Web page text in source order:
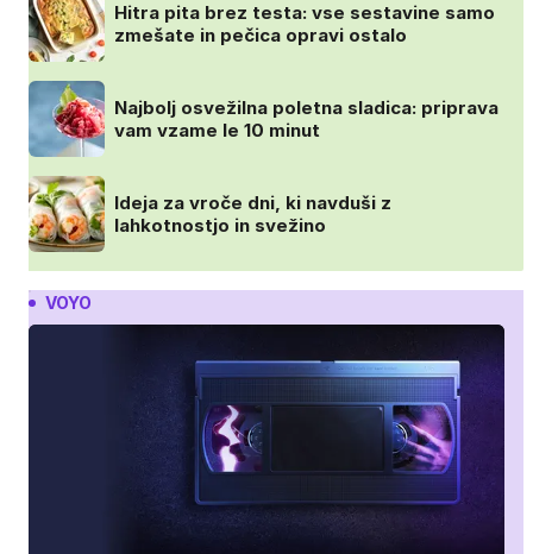
Hitra pita brez testa: vse sestavine samo
zmešate in pečica opravi ostalo
Najbolj osvežilna poletna sladica: priprava
vam vzame le 10 minut
Ideja za vroče dni, ki navduši z
lahkotnostjo in svežino
VOYO